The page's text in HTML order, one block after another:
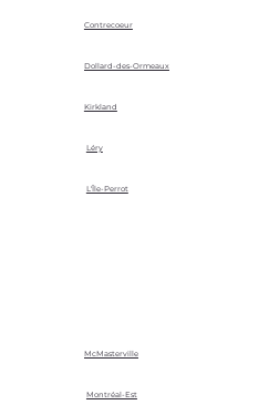
Contrecoeur
Dollard-des-Ormeaux
Kirkland
Léry
L'Île-Perrot
McMasterville
Montréal-Est